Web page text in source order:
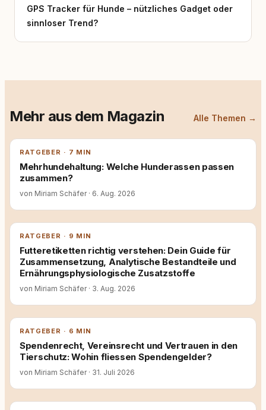
GPS Tracker für Hunde – nützliches Gadget oder
sinnloser Trend?
Mehr aus dem Magazin Alle Themen →
RATGEBER · 7 MIN
Mehrhundehaltung: Welche Hunderassen passen
zusammen?
von Miriam Schäfer · 6. Aug. 2026
RATGEBER · 9 MIN
Futteretiketten richtig verstehen: Dein Guide für
Zusammensetzung, Analytische Bestandteile und
Ernährungsphysiologische Zusatzstoffe
von Miriam Schäfer · 3. Aug. 2026
RATGEBER · 6 MIN
Spendenrecht, Vereinsrecht und Vertrauen in den
Tierschutz: Wohin fliessen Spendengelder?
von Miriam Schäfer · 31. Juli 2026